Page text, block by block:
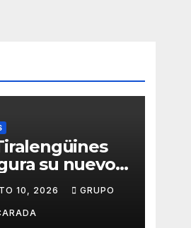
su nuevo
comienza su
hacia el
2027
10, 2026 GRUPO